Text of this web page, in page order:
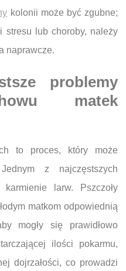
kolonii może być zgubne;
stresu lub choroby, należy
naprawcze.
problemy
matek
to proces, który może
z najczęstszych
larw. Pszczoły
matkom odpowiednią
mogły się prawidłowo
ilości pokarmu,
dojrzałości, co prowadzi